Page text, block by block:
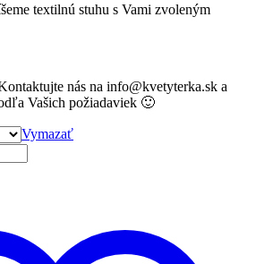
textilnú stuhu s Vami zvoleným
nás na info@kvetyterka.sk a
Vašich požiadaviek 🙂
Vymazať